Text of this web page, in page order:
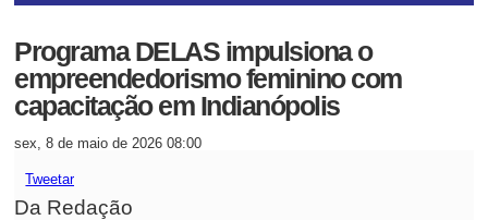
Programa DELAS impulsiona o
empreendedorismo feminino com
capacitação em Indianópolis
sex, 8 de maio de 2026 08:00
Tweetar
Da Redação